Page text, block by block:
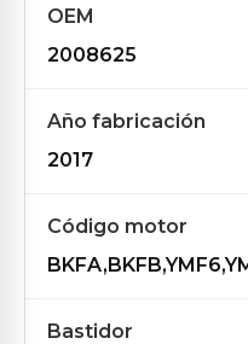
OEM
2008625
Año fabricación
2017
Código motor
Bastidor